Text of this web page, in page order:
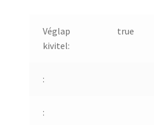
Véglap
kivitel:
true
:
: